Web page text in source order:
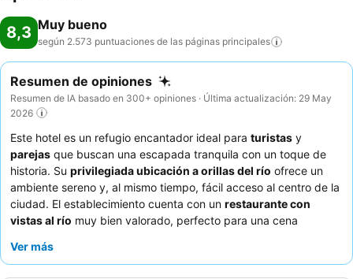
8,3 Muy bueno
según 2.573 puntuaciones de las páginas principales
Resumen de opiniones
Resumen de IA basado en 300+ opiniones · Última actualización: 29 May
2026
Este hotel es un refugio encantador ideal para turistas y
parejas que buscan una escapada tranquila con un toque de
historia. Su privilegiada ubicación a orillas del río ofrece un
ambiente sereno y, al mismo tiempo, fácil acceso al centro de la
ciudad. El establecimiento cuenta con un restaurante con
vistas al río muy bien valorado, perfecto para una cena
excepcional
Ver más